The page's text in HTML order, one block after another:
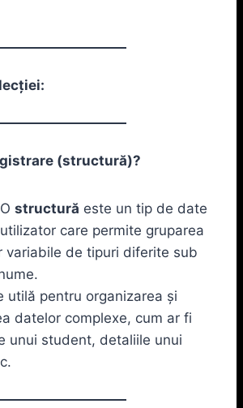
(structură)?
O structură este un tip de date
care permite gruparea
variabile de tipuri diferite sub
utilă pentru organizarea și
datelor complexe, cum ar fi
unui student, detaliile unui